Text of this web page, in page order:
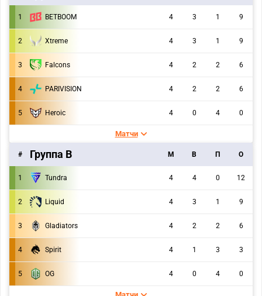
1 BETBOOM 4 3 1 9
2 Xtreme 4 3 1 9
3 Falcons 4 2 2 6
4 PARIVISION 4 2 2 6
5 Heroic 4 0 4 0
Матчи
# Группа В M В П О
1 Tundra 4 4 0 12
2 Liquid 4 3 1 9
3 Gladiators 4 2 2 6
4 Spirit 4 1 3 3
5 OG 4 0 4 0